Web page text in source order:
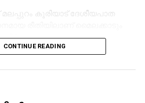
കൂരിയാട് ദേശീയപാത
താഴേക്ക് ഇടിയുകയായിരുന്നു.
അപായമുണ്ടായിട്ടില്ല. ഏറെ
അപകടമുണ്ടായത്.
ഏകദേശം
CONTINUE READING